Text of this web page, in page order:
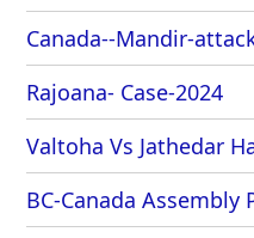
Canada--Mandir-
Rajoana- Case-2024
Valtoha Vs Jathedar
BC-Canada Assembly